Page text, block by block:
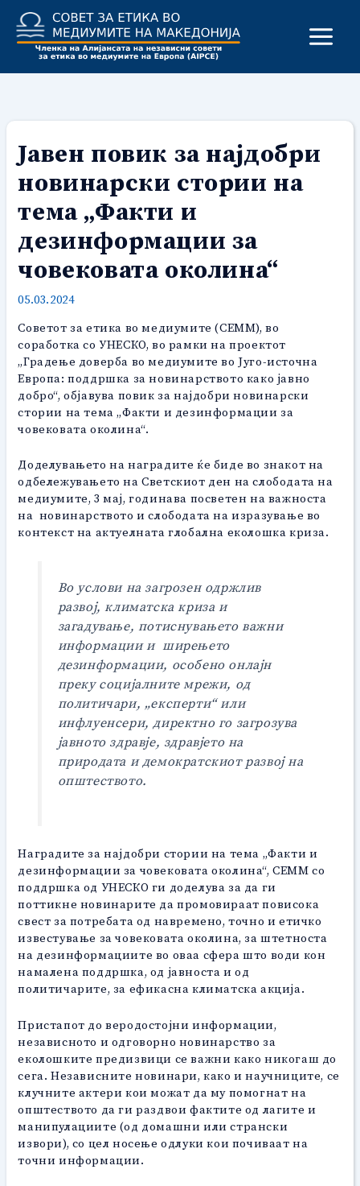
content
Јавен повик за најдобри
новинарски стории на
тема „Факти и
дезинформации за
човековата околина“
05.03.2024
Советот за етика во медиумите (СЕММ), во
соработка со УНЕСКО, во рамки на проектот
„Градење доверба во медиумите во Југо-источна
Европа: поддршка за новинарството како јавно
добро“, објавува повик за најдобри новинарски
стории на тема „Факти и дезинформации за
човековата околина“.
Доделувањето на наградите ќе биде во знакот на
одбележувањето на Светскиот ден на слободата на
медиумите, 3 мај, годинава посветен на важноста
на новинарството и слободата на изразување во
контекст на актуелната глобална еколошка криза.
Во услови на загрозен одржлив
развој, климатска криза и
загадување, потиснувањето важни
информации и ширењето
дезинформации, особено онлајн
преку социјалните мрежи, од
политичари, „експерти“ или
инфлуенсери, директно го загрозува
јавното здравје, здравјето на
природата и демократскиот развој на
општеството.
Наградите за најдобри стории на тема „Факти и
дезинформации за човековата околина“, СЕММ со
поддршка од УНЕСКО ги доделува за да ги
поттикне новинарите да промовираат повисока
свест за потребата од навремено, точно и етичко
известување за човековата околина, за штетноста
на дезинформациите во оваа сфера што води кон
намалена поддршка, од јавноста и од
политичарите, за ефикасна климатска акција.
Пристапот до веродостојни информации,
независното и одговорно новинарство за
еколошките предизвици се важни како никогаш до
сега. Независните новинари, како и научниците, се
клучните актери кои можат да му помогнат на
општеството да ги раздвои фактите од лагите и
манипулациите (од домашни или странски
извори), со цел носење одлуки кои почиваат на
точни информации.